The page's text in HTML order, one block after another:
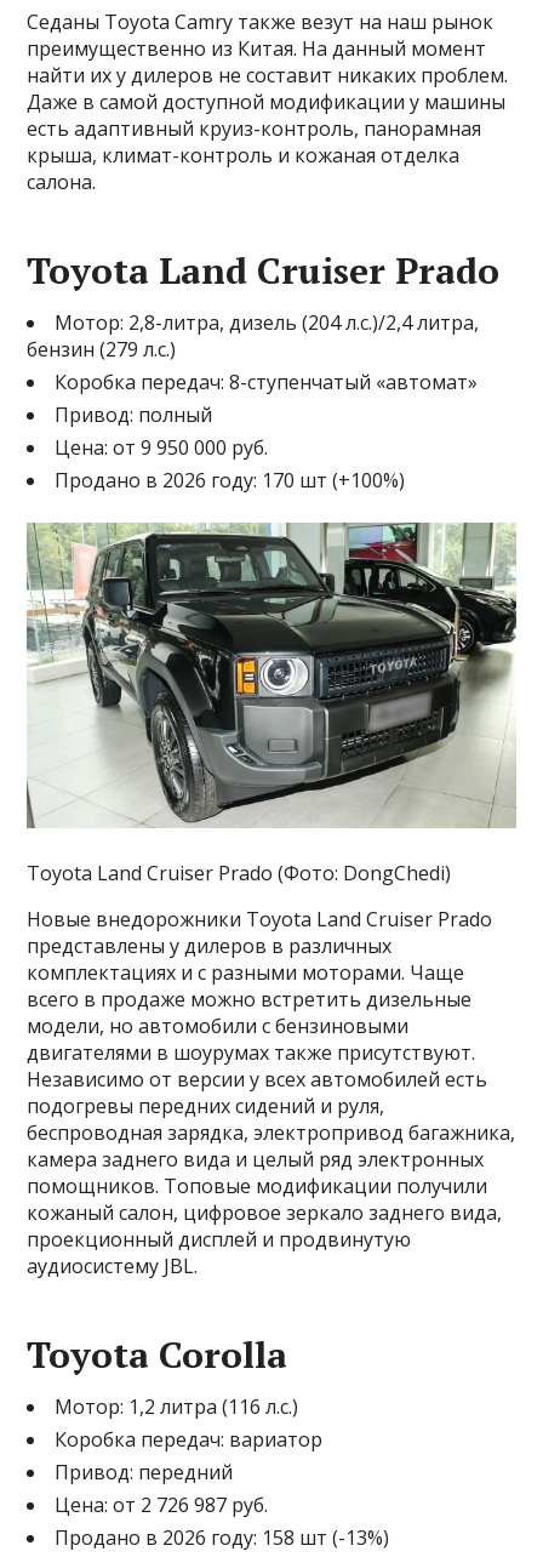
Седаны Toyota Camry также везут на наш рынок
преимущественно из Китая. На данный момент
найти их у дилеров не составит никаких проблем.
Даже в самой доступной модификации у машины
есть адаптивный круиз-контроль, панорамная
крыша, климат-контроль и кожаная отделка
салона.
Toyota Land Cruiser Prado
Мотор: 2,8-литра, дизель (204 л.с.)/2,4 литра,
бензин (279 л.с.)
Коробка передач: 8-ступенчатый «автомат»
Привод: полный
Цена: от 9 950 000 руб.
Продано в 2026 году: 170 шт (+100%)
Toyota Land Cruiser Prado (Фото: DongChedi)
Новые внедорожники Toyota Land Cruiser Prado
представлены у дилеров в различных
комплектациях и с разными моторами. Чаще
всего в продаже можно встретить дизельные
модели, но автомобили с бензиновыми
двигателями в шоурумах также присутствуют.
Независимо от версии у всех автомобилей есть
подогревы передних сидений и руля,
беспроводная зарядка, электропривод багажника,
камера заднего вида и целый ряд электронных
помощников. Топовые модификации получили
кожаный салон, цифровое зеркало заднего вида,
проекционный дисплей и продвинутую
аудиосистему JBL.
Toyota Corolla
Мотор: 1,2 литра (116 л.с.)
Коробка передач: вариатор
Привод: передний
Цена: от 2 726 987 руб.
Продано в 2026 году: 158 шт (-13%)